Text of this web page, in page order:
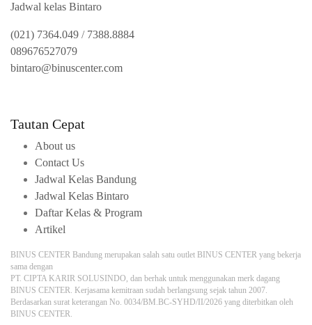
Jadwal kelas Bintaro
(021) 7364.049 / 7388.8884
089676527079
bintaro@binuscenter.com
Tautan Cepat
About us
Contact Us
Jadwal Kelas Bandung
Jadwal Kelas Bintaro
Daftar Kelas & Program
Artikel
BINUS CENTER Bandung merupakan salah satu outlet BINUS CENTER yang bekerja
sama dengan
PT. CIPTA KARIR SOLUSINDO, dan berhak untuk menggunakan merk dagang
BINUS CENTER. Kerjasama kemitraan sudah berlangsung sejak tahun 2007.
Berdasarkan surat keterangan No. 0034/BM.BC-SYHD/II/2026 yang diterbitkan oleh
BINUS CENTER.